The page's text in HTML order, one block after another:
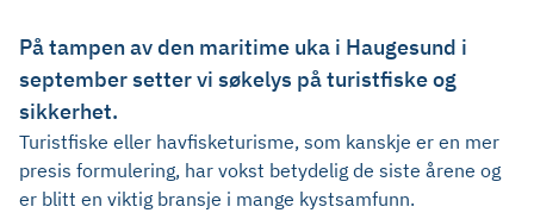
På tampen av den maritime uka i Haugesund i
september setter vi søkelys på turistfiske og
sikkerhet.
Turistfiske eller havfisketurisme, som kanskje er en mer
presis formulering, har vokst betydelig de siste årene og
er blitt en viktig bransje i mange kystsamfunn.